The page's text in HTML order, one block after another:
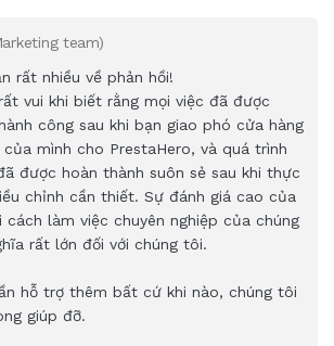
team)
rất nhiều về phản hồi!
vui khi biết rằng mọi việc đã được
công sau khi bạn giao phó cửa hàng
mình cho PrestaHero, và quá trình
được hoàn thành suôn sẻ sau khi thực
chỉnh cần thiết. Sự đánh giá cao của
cách làm việc chuyên nghiệp của chúng
rất lớn đối với chúng tôi.
hỗ trợ thêm bất cứ khi nào, chúng tôi
giúp đỡ.